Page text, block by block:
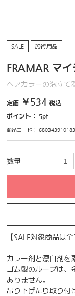
SALE 施術用品
FRAMAR マ
ヘアカラーの泡立て
定価 ￥534 税込
ポイント： 5pt
商品コード：680343910183
数量
【SALE対象商品は
カラー剤と漂白剤を
ゴム製のループは、
ありません。
吊り下げたり取り付